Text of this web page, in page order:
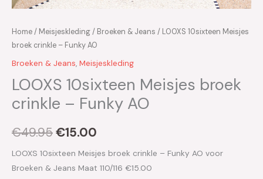
Home/ Meisjeskleding/ Broeken & Jeans / LOOXS 10sixteen Meisjes
broek crinkle – Funky AO
Broeken & Jeans, Meisjeskleding
LOOXS 10sixteen Meisjes broek
crinkle – Funky AO
€49.95€15.00
LOOXS 10sixteen Meisjes broek crinkle – Funky AO voor
Broeken & Jeans Maat 110/116 €15.00